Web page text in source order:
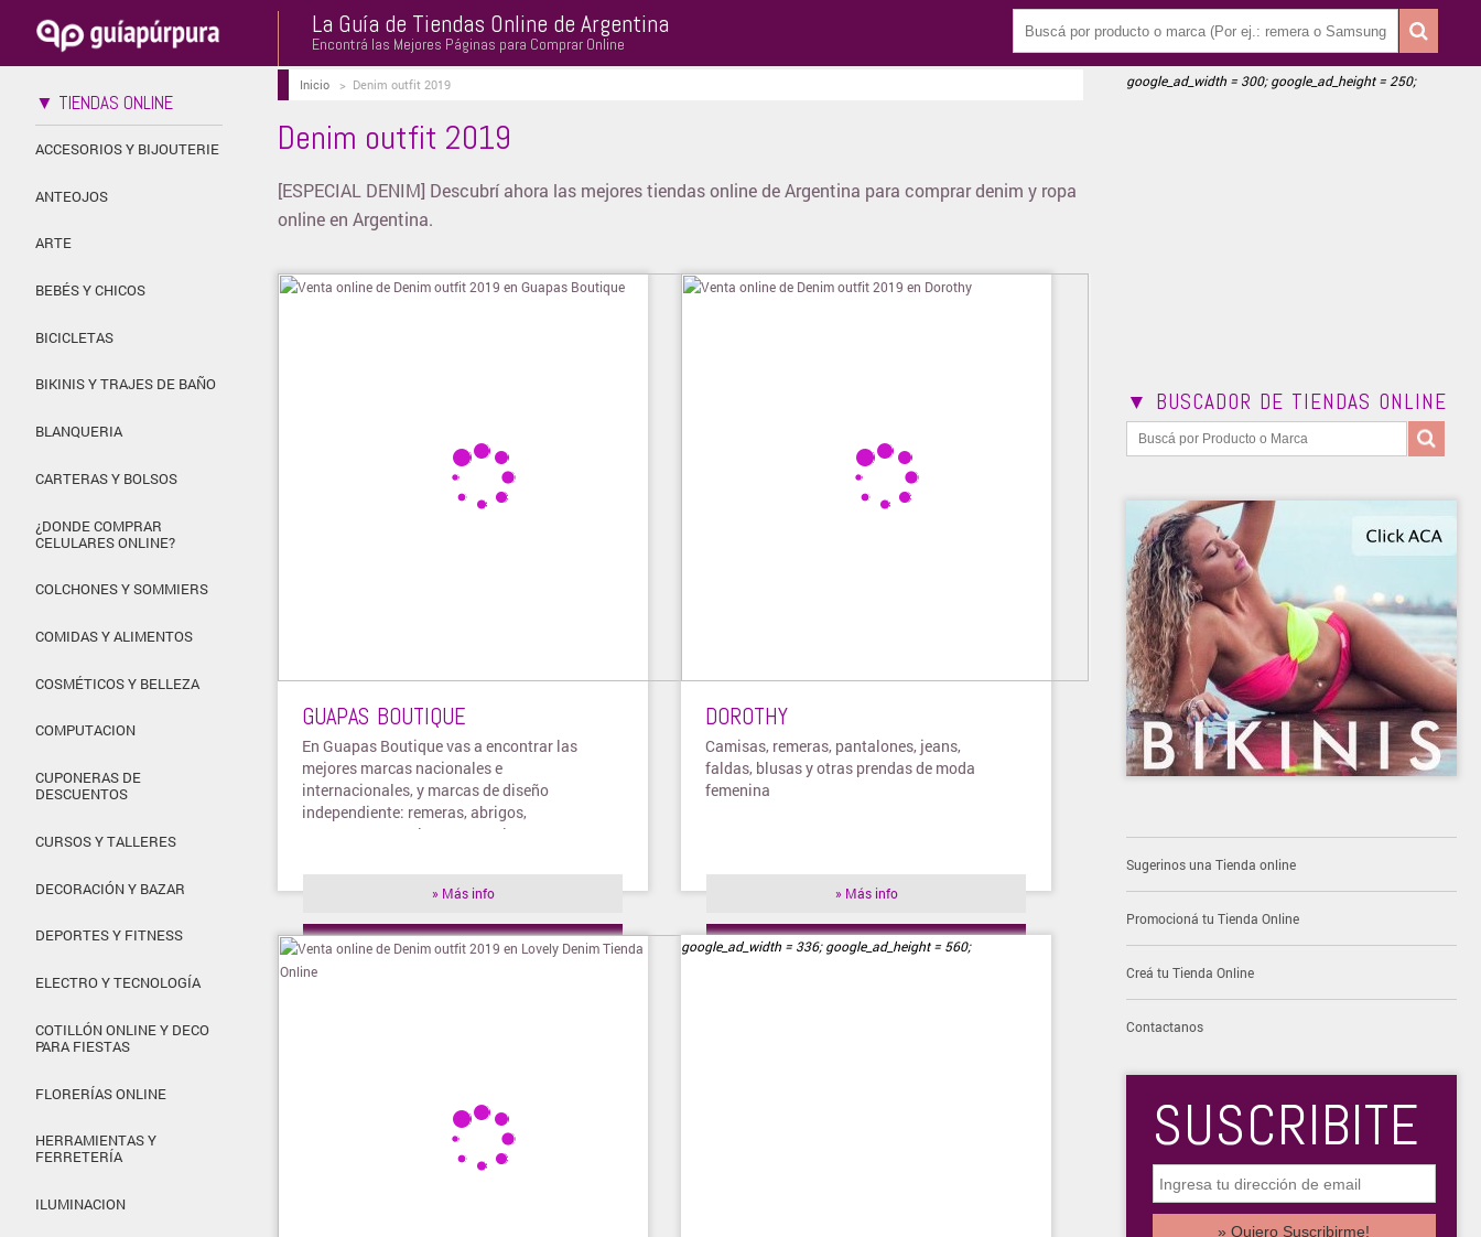
La Guía de Tiendas Online de Argentina
Encontrá las Mejores Páginas para Comprar Online
▼ TIENDAS ONLINE
ACCESORIOS Y BIJOUTERIE
ANTEOJOS
ARTE
BEBÉS Y CHICOS
BICICLETAS
BIKINIS Y TRAJES DE BAÑO
BLANQUERIA
CARTERAS Y BOLSOS
¿DONDE COMPRAR
CELULARES ONLINE?
COLCHONES Y SOMMIERS
COMIDAS Y ALIMENTOS
COSMÉTICOS Y BELLEZA
COMPUTACION
CUPONERAS DE
DESCUENTOS
CURSOS Y TALLERES
DECORACIÓN Y BAZAR
DEPORTES Y FITNESS
ELECTRO Y TECNOLOGÍA
COTILLÓN ONLINE Y DECO
PARA FIESTAS
FLORERÍAS ONLINE
HERRAMIENTAS Y
FERRETERÍA
ILUMINACION
Inicio> Denim outfit 2019
Denim outfit 2019
[ESPECIAL DENIM] Descubrí ahora las mejores tiendas online de Argentina para comprar denim y ropa
online en Argentina.
GUAPAS BOUTIQUE
En Guapas Boutique vas a encontrar las
mejores marcas nacionales e
internacionales, y marcas de diseño
independiente: remeras, abrigos,
camperas, pantalones, pantalones,
» Más info
» Visitar tienda
DOROTHY
Camisas, remeras, pantalones, jeans,
faldas, blusas y otras prendas de moda
femenina
» Más info
» Visitar tienda
google_ad_width = 336; google_ad_height = 560;
google_ad_width = 300; google_ad_height = 250;
▼ BUSCADOR DE TIENDAS ONLINE
Sugerinos una Tienda online
Promocioná tu Tienda Online
Creá tu Tienda Online
Contactanos
SUSCRIBITE